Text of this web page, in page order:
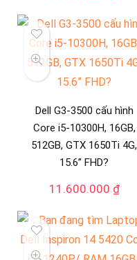
Dell G3-3500 cấu hình
Core i5-10300H, 16GB,
512GB, GTX 1650Ti 4G,
15.6” FHD?
11.600.000 ₫